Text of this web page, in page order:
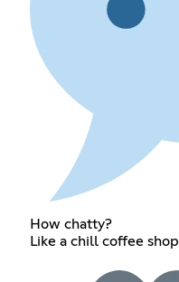
How chatty?
Like a chill coffee shop